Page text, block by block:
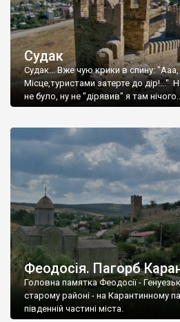
Судак
Судак... Вже чую крики в спину:
Місце,туристами затерте до
не було, ну не "дірявив" я там
Феодосія. Пагорб
Головна памятка Феодосії -
старому районі - на Карантинному
південній частині міста.